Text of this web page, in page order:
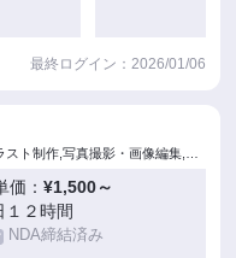
最終ログイン：2026/01/06
価： ¥1,500～
２時間
NDA締結済み